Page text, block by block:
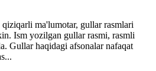
ma'lumotar, gullar rasmlari
Ism yozilgan gullar rasmi, rasmli
Gullar haqidagi afsonalar nafaqat